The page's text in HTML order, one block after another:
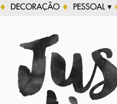
DECORAÇÃO PESSOAL ▾